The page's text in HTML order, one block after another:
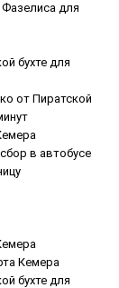
Фазелиса для
бухте для
от Пиратской
в автобусе
Кемера
бухте для